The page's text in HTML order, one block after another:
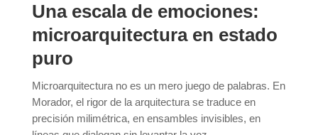
Una escala de emociones:
microarquitectura en estado
puro
Microarquitectura no es un mero juego de palabras. En
Morador, el rigor de la arquitectura se traduce en
precisión milimétrica, en ensambles invisibles, en